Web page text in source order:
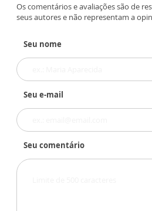
Os comentários e avaliações são de
seus autores e não representam a
Seu nome
Seu e-mail
Seu comentário